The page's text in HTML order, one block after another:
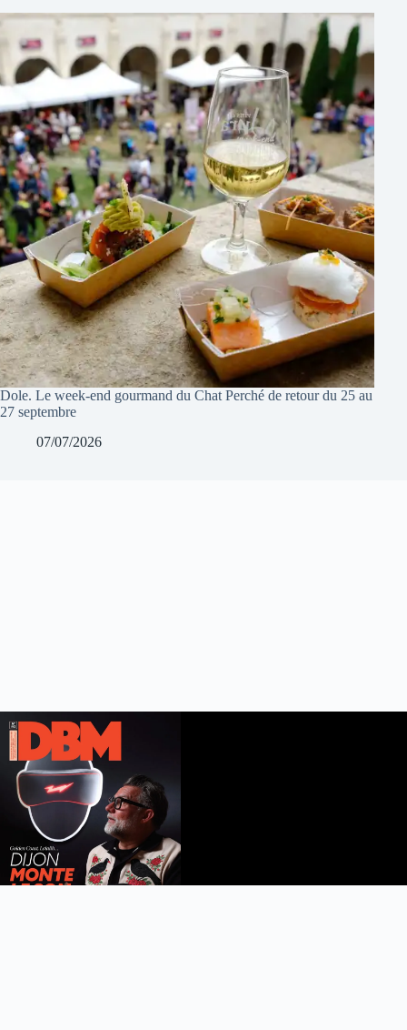
Dole. Le week-end gourmand du Chat Perché de retour du 25 au
27 septembre
07/07/2026